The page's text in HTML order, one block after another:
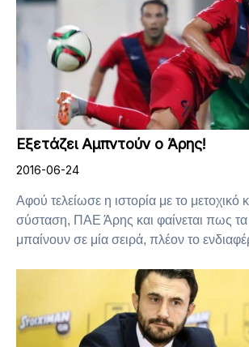
Εξετάζει Αμπντούν ο Άρης!
2016-06-24
Αφού τελείωσε η ιστορία με το μετοχικό
σύσταση, ΠΑΕ Άρης και φαίνεται πως τα
μπαίνουν σε μία σειρά, πλέον το